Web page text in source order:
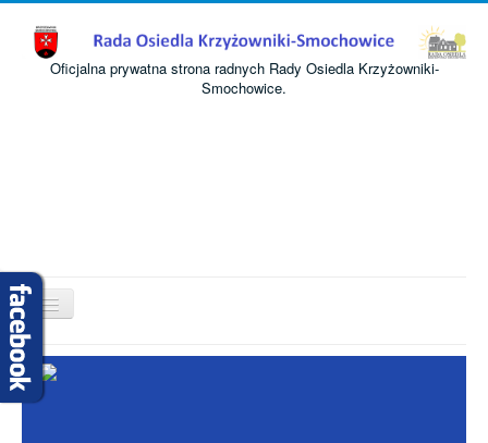
Oficjalna prywatna strona radnych Rady Osiedla Krzyżowniki-
Smochowice.
Przełącz
nawigację
Start
O nas